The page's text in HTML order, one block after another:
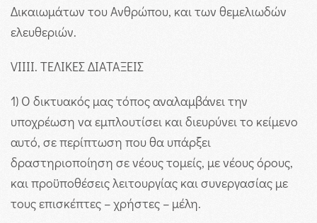
Δικαιωμάτων του Ανθρώπου, και των θεμελιωδών
ελευθεριών.
VIIII. ΤΕΛΙΚΕΣ ΔΙΑΤΑΞΕΙΣ
1) Ο δικτυακός μας τόπος αναλαμβάνει την
υποχρέωση να εμπλουτίσει και διευρύνει το κείμενο
αυτό, σε περίπτωση που θα υπάρξει
δραστηριοποίηση σε νέους τομείς, με νέους όρους,
και προϋποθέσεις λειτουργίας και συνεργασίας με
τους επισκέπτες – χρήστες – μέλη.